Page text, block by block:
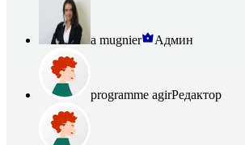
a mugnier Админ
programme agirРедактор